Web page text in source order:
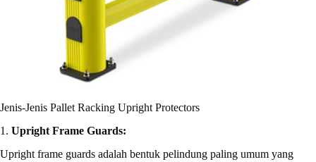
Jenis-Jenis Pallet Racking Upright Protectors
1. Upright Frame Guards:
Upright frame guards adalah bentuk pelindung paling umum yang